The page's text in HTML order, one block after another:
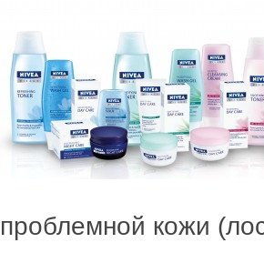
проблемной кожи